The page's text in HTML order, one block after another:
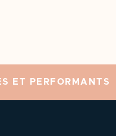
ET PERFORMANTS